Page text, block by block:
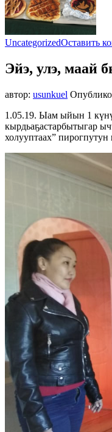
UncategorizedОставить
Эйэ, улэ, маай
автор: usunkuel
1.05.19. Ыам ыйын 1
кырдьаҕастарбытыгар
холууптаах”